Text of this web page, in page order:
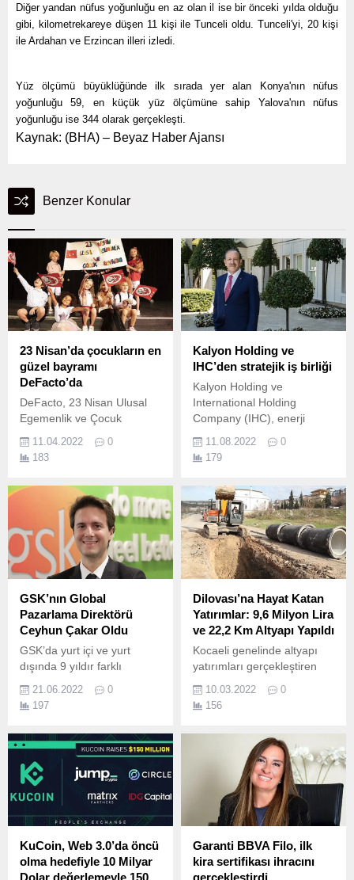
Diğer yandan nüfus yoğunluğu en az olan il ise bir önceki yılda olduğu
gibi, kilometrekareye düşen 11 kişi ile Tunceli oldu. Tunceli'yi, 20 kişi
ile Ardahan ve Erzincan illeri izledi.
Yüz ölçümü büyüklüğünde ilk sırada yer alan Konya'nın nüfus
yoğunluğu 59, en küçük yüz ölçümüne sahip Yalova'nın nüfus
yoğunluğu ise 344 olarak gerçekleşti.
Kaynak: (BHA) – Beyaz Haber Ajansı
Benzer Konular
23 Nisan’da çocukların en
güzel bayramı
DeFacto’da
DeFacto, 23 Nisan Ulusal
Egemenlik ve Çocuk
Bayramı için çocuklara özel
bir koleksiyon hazırladı.
11.04.2022
0
183
Kalyon Holding ve
IHC’den stratejik iş birliği
Kalyon Holding ve
International Holding
Company (IHC), enerji
alanında birlikte büyümeyi
hedefliyor… Global ölçekli
yatırımlarıyla Türkiye’nin
kalkınmasındaki başrol
oyuncularından olan Kalyon
Holding, dünyanın en büyük
yatırım şirketlerinden
International Holding
Company’nin (IHC) iştiraki
International Energy
Holding (IEH) ile enerjide
stratejik iş birliğine imza...
11.08.2022
0
179
GSK’nın Global
Pazarlama Direktörü
Ceyhun Çakar Oldu
GSK’da yurt içi ve yurt
dışında 9 yıldır farklı
üstlenen Ceyhun Çakar,
GSK’nın Londra ofisinde
Uzmanlık Tedavileri Global
Pazarlama Direktörü olarak
atandı.
21.06.2022
0
197
Dilovası’na Hayat Katan
Yatırımlar: 9,6 Milyon Lira
ve 22,2 Km Altyapı Yapıldı
Kocaeli genelinde altyapı
yatırımları gerçekleştiren
Belediyesi (KBB) İSU Genel
Müdürlüğü, Dilovası
problemlerini gidermek için
2021 yılında 9,6 milyon lira
harcama yaparak toplam
22,2 km uzunluğunda içme
suyu, kanalizasyon ve
yağmursuyu altyapısı ile
üstyapı çalışmaları
gerçekleştirdi.
10.03.2022
0
156
KuCoin, Web 3.0’da öncü
olma hedefiyle 10 Milyar
Garanti BBVA Filo, ilk
kira sertifikası ihracını